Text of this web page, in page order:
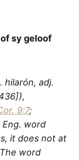
sy geloof
hilarón, adj.
9:7;
word
it does not at
word